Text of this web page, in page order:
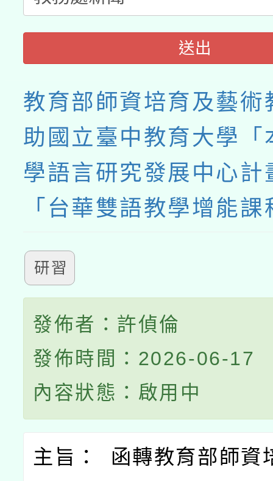
送出
教育部師資培育及藝術
助國立臺中教育大學「
學語言研究發展中心計
「台華雙語教學增能
研習
發佈者：許偵倫
發佈時間：2026-06-17
內容狀態：啟用中
主旨： 函轉教育部師資